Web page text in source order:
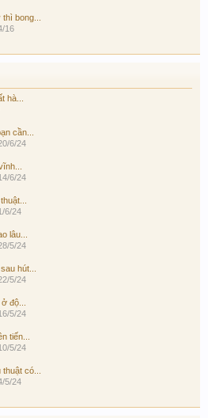
bong...
16
hà...
cần...
6/24
6/24
6/24
lâu...
5/24
hút...
5/24
độ...
5/24
tiến...
5/24
có...
5/24